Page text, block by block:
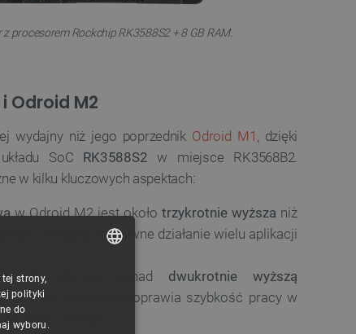
procesorem Rockchip RK3588S2 + 8 GB RAM.
Odroid M2
wydajny niż jego poprzednik Odroid M1 , dzięki
SoC RK3588S2 w miejsce RK3568B2.
w kilku kluczowych aspektach:
w Odroid M2 jest około trzykrotnie wyższa niż
i bardziej efektywne działanie wielu aplikacji
oferuje ponad dwukrotnie wyższą
M1, co znacząco poprawia szybkość pracy w
ilości pamięci
strony,
polityki
do
wyboru.